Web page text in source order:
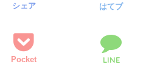
シェア はてブ
Pocket LINE